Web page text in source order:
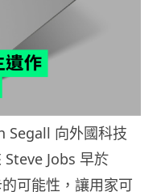
Segall 向外國科技
Jobs 早於
可能性，讓用家可